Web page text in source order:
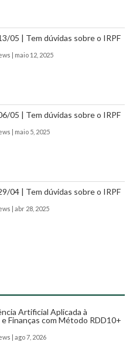
05 | Tem dúvidas sobre o IRPF
| maio 12, 2025
05 | Tem dúvidas sobre o IRPF
| maio 5, 2025
04 | Tem dúvidas sobre o IRPF
| abr 28, 2025
Artificial Aplicada à
Finanças com Método RDD10+
| ago 7, 2026